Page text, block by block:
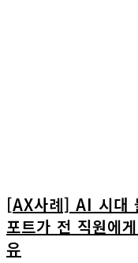
[AX사례] AI 시대
포트가 전 직원에
유